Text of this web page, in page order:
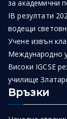
за академични
IB резултати
водещи
Учене извън
Международно
Високи IGCSE
училище
Връзки